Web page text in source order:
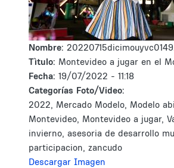
Nombre:
Tìtulo: Montevideo a jugar en el
Fecha: 19/07/2022 - 11:18
Categorías Foto/Video:
2022, Mercado Modelo, Modelo
Montevideo, Montevideo a jugar,
invierno, asesoria de desarrollo
participacion, zancudo
Descargar Imagen